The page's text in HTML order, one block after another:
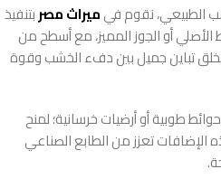
الطبيعي، نقوم فيميراث مصربتنفيذ
أو الجوز المميز، مع أسطح من
يخلق تباين جميل بين دفء الخشب وقوة
طوبية أو أرضيات خرسانية؛ لمنح
تعزز من الطابع الصناعي